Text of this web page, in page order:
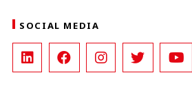
SOCIAL MEDIA